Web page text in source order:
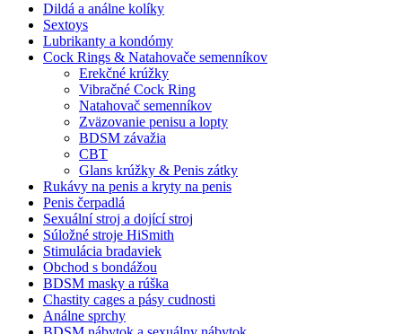
Dildá a análne kolíky
Sextoys
Lubrikanty a kondómy
Cock Rings & Natahovače semenníkov
Erekčné krúžky
Vibračné Cock Ring
Natahovač semenníkov
Zväzovanie penisu a lopty
BDSM závažia
CBT
Glans krúžky & Penis zátky
Rukávy na penis a kryty na penis
Penis čerpadlá
Sexuální stroj a dojící stroj
Súložné stroje HiSmith
Stimulácia bradaviek
Obchod s bondážou
BDSM masky a rúška
Chastity cages a pásy cudnosti
Análne sprchy